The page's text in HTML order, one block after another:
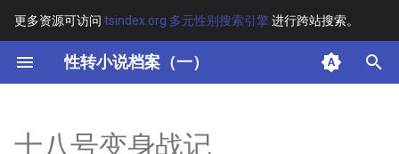
更多资源可访问 tsindex.org 多元性别搜索引擎进行跨站搜索。
性转小说档案（一）
键
十八号变身战记